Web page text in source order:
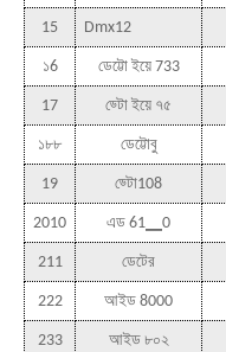
15 Dmx12
১6 ডেট্টো ইয়ে 733
17 ড্টো ইয়ে ৭৫
১৮৮ ডেট্টোবু
19 ড্টো108
2010 এড 61▁0
211 ডেটের
222 আইড 8000
233 আইড ৮০২